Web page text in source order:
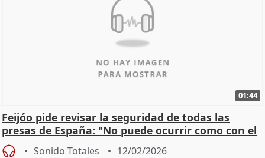
01:44
Feijóo pide revisar la seguridad de todas las
presas de España: "No puede ocurrir como con el
apagón
Sonido Totales 12/02/2026